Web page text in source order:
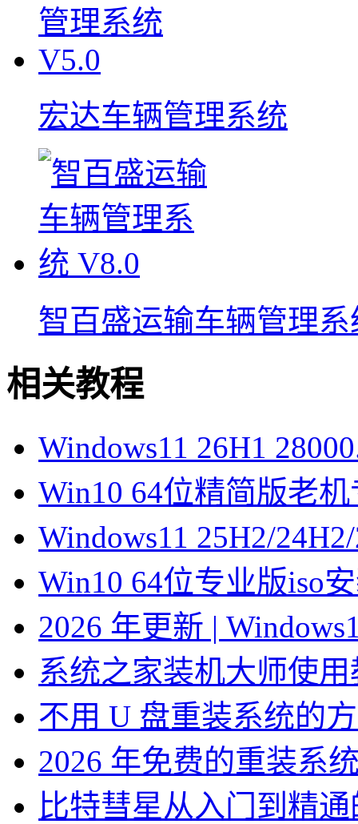
宏达车辆管理系统
智百盛运输车辆管理系
相关教程
Windows11 26H1
Win10 64位精简版老
Windows11 25H2/
Win10 64位专业版iso
2026 年更新 |
系统之家装机大师使
不用 U 盘重装系统的
2026 年免费的重装系
比特彗星从入门到精